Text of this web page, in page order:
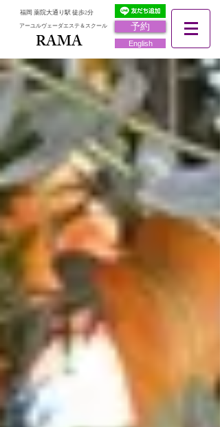
予約
福岡 薬院大通り駅 徒歩2分
アーユルヴェーダエステ＆スクール
RAMA English